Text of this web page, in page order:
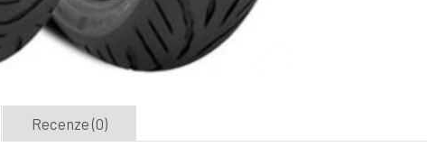
Recenze (0)